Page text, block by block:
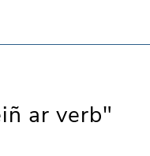
ar verb"